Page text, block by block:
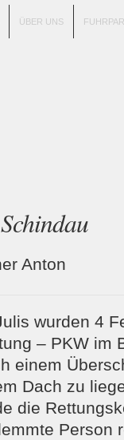
ÜBER UNS
Anton
wurden 4
– PKW im
einem
Dach zu
die
Person